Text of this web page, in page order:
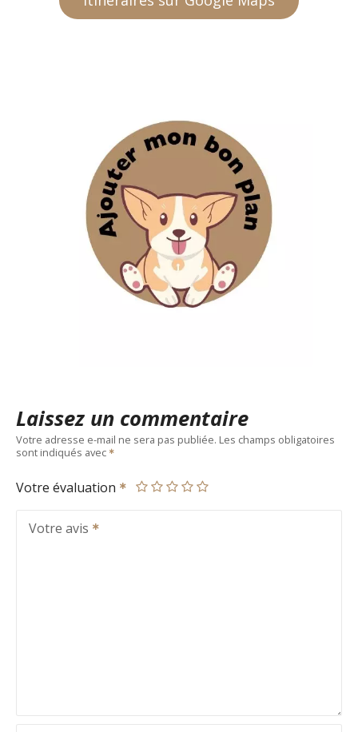
Laissez un commentaire
Votre adresse e-mail ne sera pas publiée. Les champs obligatoires
sont indiqués avec
Votre évaluation
Votre avis